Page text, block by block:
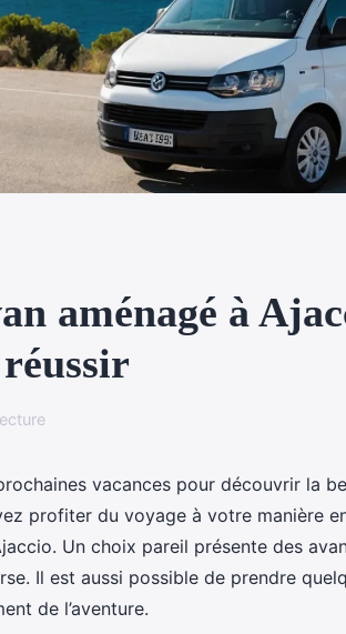
aménagé à
vacances pour découvrir la
profiter du voyage à votre manière
Un choix pareil présente des
Il est aussi possible de prendre
de l’aventure.